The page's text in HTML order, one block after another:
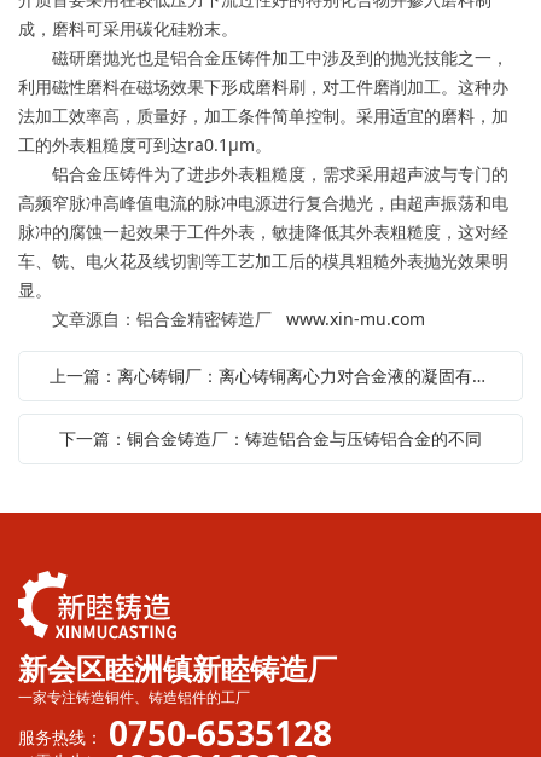
成，磨料可采用碳化硅粉末。
磁研磨抛光也是铝合金压铸件加工中涉及到的抛光技能之一，
利用磁性磨料在磁场效果下形成磨料刷，对工件磨削加工。这种办
法加工效率高，质量好，加工条件简单控制。采用适宜的磨料，加
工的外表粗糙度可到达ra0.1μm。
铝合金压铸件为了进步外表粗糙度，需求采用超声波与专门的
高频窄脉冲高峰值电流的脉冲电源进行复合抛光，由超声振荡和电
脉冲的腐蚀一起效果于工件外表，敏捷降低其外表粗糙度，这对经
车、铣、电火花及线切割等工艺加工后的模具粗糙外表抛光效果明
显。
文章源自：铝合金精密铸造厂 www.xin-mu.com
上一篇：离心铸铜厂：离心铸铜离心力对合金液的凝固有着重要的影响
下一篇：铜合金铸造厂：铸造铝合金与压铸铝合金的不同
新会区睦洲镇新睦铸造厂
一家专注铸造铜件、铸造铝件的工厂
服务热线：
0750-6535128